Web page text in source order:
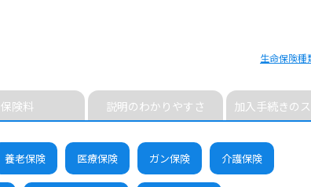
保険料 説明のわかりやすさ 加入手続きの
養老保険 医療保険 ガン保険 介護保険
生命保険種